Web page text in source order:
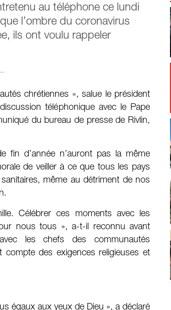
au téléphone ce lundi
l’ombre du coronavirus
ils ont voulu rappeler
chrétiennes », salue le président
téléphonique avec le Pape
du bureau de presse de Rivlin,
fin d’année n’auront pas la même
de veiller à ce que tous les pays
même au détriment de nos
Célébrer ces moments avec les
nous tous », a-t-il reconnu avant
les chefs des communautés
des exigences religieuses et
égaux aux yeux de Dieu », a déclaré